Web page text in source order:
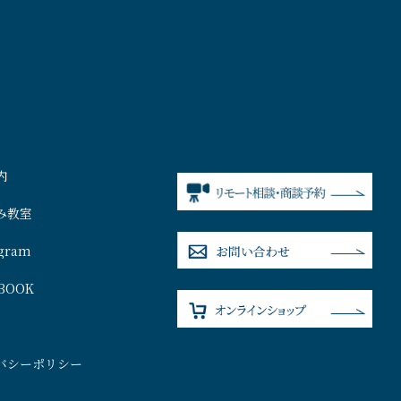
教室
シーポリシー